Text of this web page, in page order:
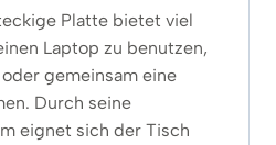
Platte bietet viel
Laptop zu benutzen,
gemeinsam eine
Durch seine
eignet sich der Tisch